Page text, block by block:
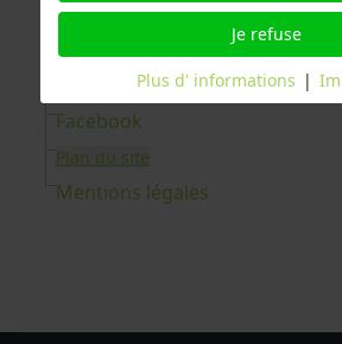
Présentation
Nos horaires
Téléchargements
Facebook
Plan du site
Mentions légales
Je refuse
Plus d' informations |